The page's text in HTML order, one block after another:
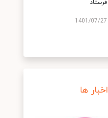
فرستاد
1401/07/27
اخبار ها